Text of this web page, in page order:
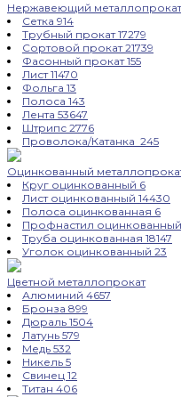
Нержавеющий металлопрокат
Сетка 914
Трубный прокат17279
Сортовой прокат21739
Фасонный прокат155
Лист11470
Фольга 13
Полоса 143
Лента 53647
Штрипс 2776
Проволока/Катанка 245
Оцинкованный
Круг оцинкованный 6
Лист оцинкованный 14430
Полоса оцинкованная 6
Профнастил оцинкованный
Труба оцинкованная 18147
Уголок оцинкованный 23
Цветной металлопрокат
Алюминий 4657
Бронза 899
Дюраль 1504
Латунь 579
Медь 532
Никель 5
Свинец 12
Титан 406